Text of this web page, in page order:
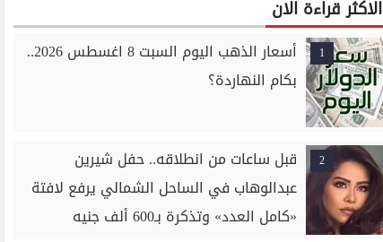
الاكثر قراءة الان
1
أسعار الذهب اليوم السبت 8 اغسطس 2026..
بكام النهاردة؟
2
قبل ساعات من انطلاقه.. حفل شيرين
عبدالوهاب في الساحل الشمالي يرفع لافتة
«كامل العدد» وتذكرة بـ600 ألف جنيه